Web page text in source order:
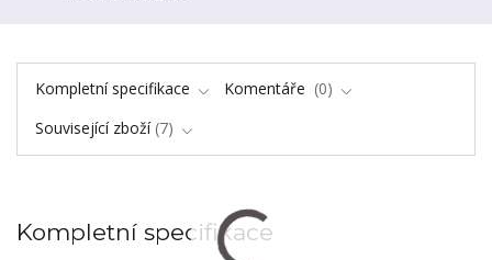
Kompletní specifikace Komentáře
0
Související zboží 7
Kompletní specifikace